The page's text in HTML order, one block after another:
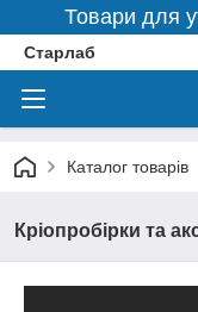
Товари для
Старлаб
Каталог товарів
Кріопробірки та